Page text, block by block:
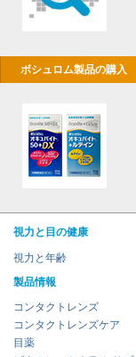
ボシュロム製品の購入
視力と目の健康
視力と年齢
製品情報
コンタクトレンズ
コンタクトレンズケア
目薬